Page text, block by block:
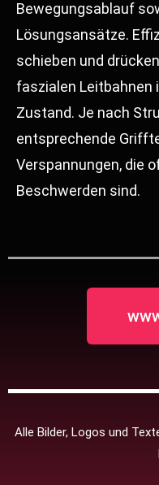
Bewegungsablauf
Lösungsansätze.
schieben und
faszialen Leitbahnen
Zustand. Je nach
entsprechende
Verspannungen, die
Beschwerden sind.
Alle Bilder, Logos und